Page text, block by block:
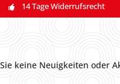
14 Tage Widerrufsrecht
keine Neuigkeiten oder